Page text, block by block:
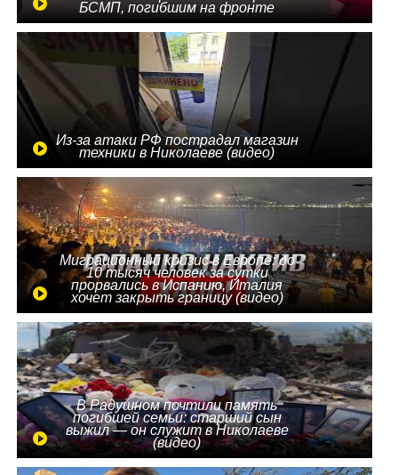
БСМП, погибшим на фронте
Из-за атаки РФ пострадал магазин
техники в Николаеве (видео)
Миграционный кризис в Европе: до
10 тысяч человек за сутки
прорвались в Испанию, Италия
хочет закрыть границу (видео)
В Радушном почтили память
погибшей семьи: старший сын
выжил — он служит в Николаеве
(видео)